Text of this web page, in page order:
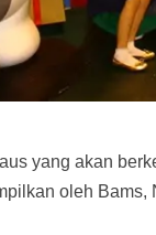
yang akan
oleh